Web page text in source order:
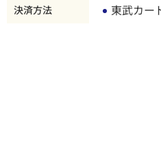
決済方法 東武カー